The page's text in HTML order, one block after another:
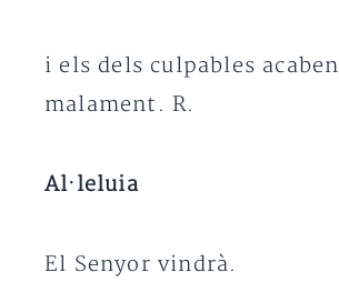
i els dels culpables acaben
malament. R.
Al·leluia
El Senyor vindrà.